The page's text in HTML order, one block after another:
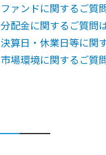
ファンドに関するご質
分配金に関するご質問
決算日・休業日等に関
市場環境に関するご質